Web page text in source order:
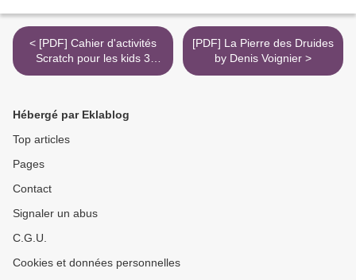
< [PDF] Cahier d'activités
Scratch pour les kids 3
download
[PDF] La Pierre des Druides
by Denis Voignier >
Hébergé par Eklablog
Top articles
Pages
Contact
Signaler un abus
C.G.U.
Cookies et données personnelles